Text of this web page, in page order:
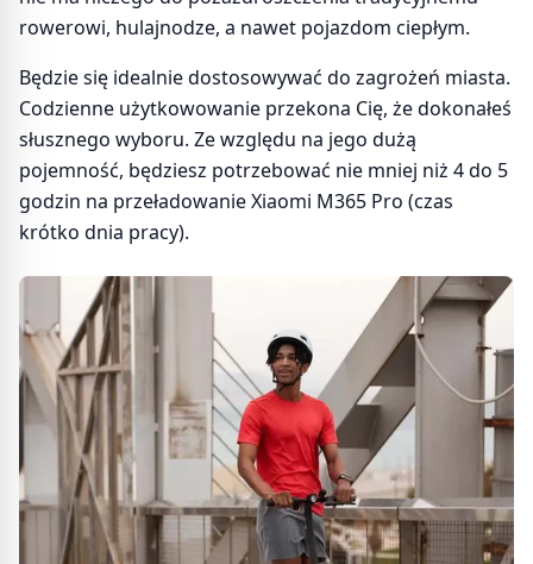
rowerowi, hulajnodze, a nawet pojazdom ciepłym.
Będzie się idealnie dostosowywać do zagrożeń miasta.
Codzienne użytkowowanie przekona Cię, że dokonałeś
słusznego wyboru. Ze względu na jego dużą
pojemność, będziesz potrzebować nie mniej niż 4 do 5
godzin na przeładowanie Xiaomi M365 Pro (czas
krótko dnia pracy).